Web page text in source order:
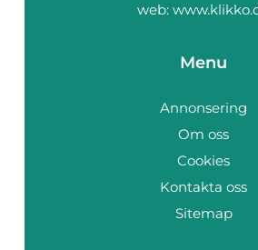
web:
Menu
Annonsering
Om oss
Cookies
Kontakta oss
Sitemap